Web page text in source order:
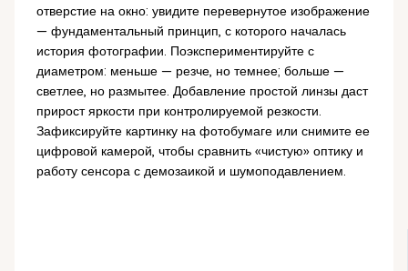
отверстие на окно: увидите перевернутое изображение
— фундаментальный принцип, с которого началась
история фотографии. Поэкспериментируйте с
диаметром: меньше — резче, но темнее; больше —
светлее, но размытее. Добавление простой линзы даст
прирост яркости при контролируемой резкости.
Зафиксируйте картинку на фотобумаге или снимите ее
цифровой камерой, чтобы сравнить «чистую» оптику и
работу сенсора с демозаикой и шумоподавлением.